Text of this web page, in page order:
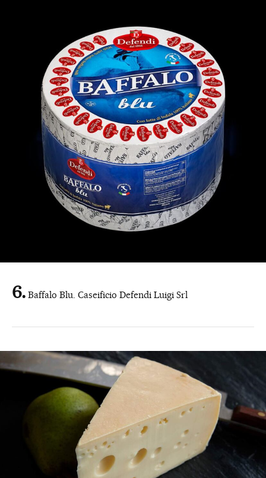
Baffalo Blu. Caseificio Defendi Luigi Srl